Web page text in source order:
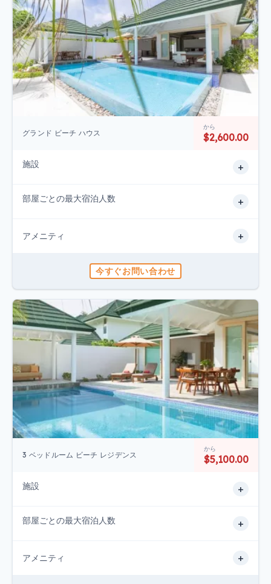
グランド ビーチ ハウス
から
$2,600.00
施設 +
部屋ごとの最大宿泊人数 +
アメニティ +
今すぐお問い合わせ
3 ベッドルーム ビーチ レジデンス
から
$5,100.00
施設 +
部屋ごとの最大宿泊人数 +
アメニティ +